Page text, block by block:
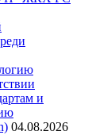
и
04.08.2026